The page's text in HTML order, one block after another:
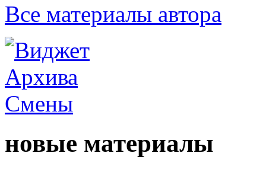
Все материалы автора
новые материалы